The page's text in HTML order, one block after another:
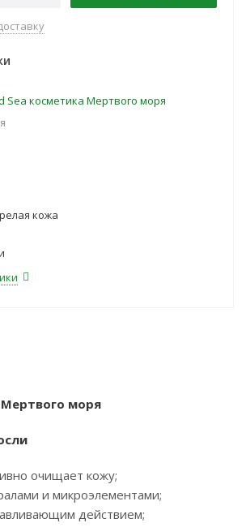
Sea косметика Мертвого моря
кожа
моря
очищает кожу;
и микроэлементами;
действием;